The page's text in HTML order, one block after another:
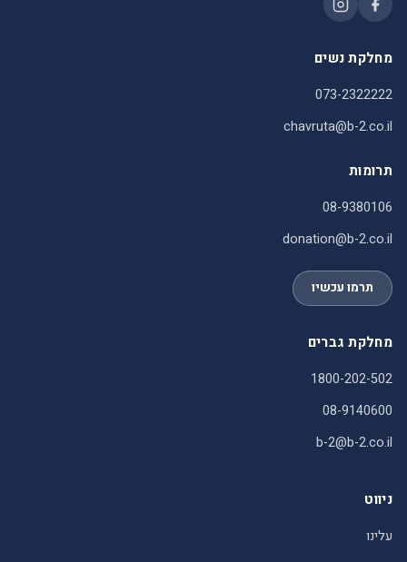
מחלקת נשים
073-2322222
chavruta@b-2.co.il
תרומות
08-9380106
donation@b-2.co.il
תרמו עכשיו
מחלקת גברים
1800-202-502
08-9140600
b-2@b-2.co.il
ניווט
עלינו